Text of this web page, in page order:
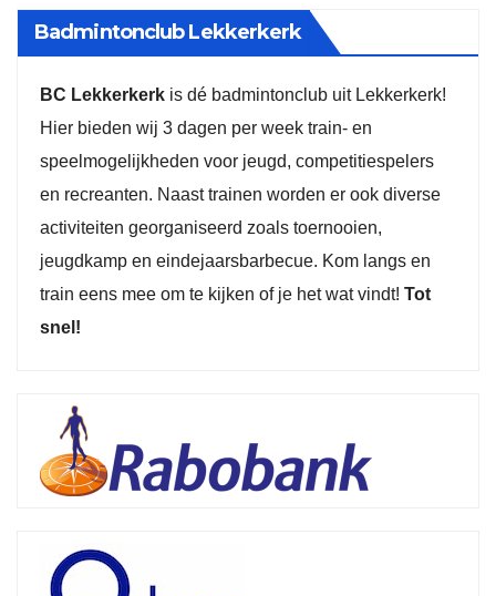
Badmintonclub Lekkerkerk
BC Lekkerkerk is dé badmintonclub uit Lekkerkerk!
Hier bieden wij 3 dagen per week train- en
speelmogelijkheden voor jeugd, competitiespelers
en recreanten. Naast trainen worden er ook diverse
activiteiten georganiseerd zoals toernooien,
jeugdkamp en eindejaarsbarbecue. Kom langs en
train eens mee om te kijken of je het wat vindt! Tot
snel!